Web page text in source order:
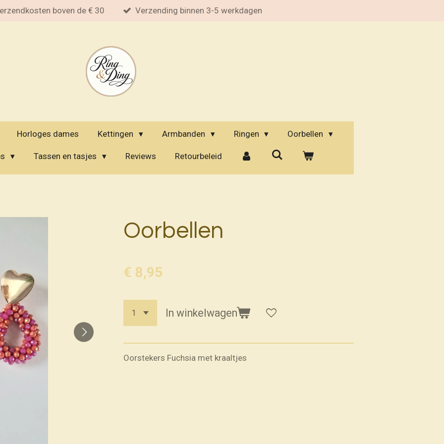
boven de € 30 Verzending binnen 3-5 werkdagen
Horloges dames Kettingen Armbanden Ringen Oorbellen
Tassen en tasjes Reviews Retourbeleid
Oorbellen
€ 8,95
In winkelwagen
Oorstekers Fuchsia met kraaltjes